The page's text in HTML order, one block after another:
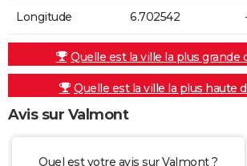
Longitude 6.702542
Quelle est la ville la plus grande
Quelle est la ville la plus haute
Avis sur Valmont
Quel est votre avis sur Valmont ?